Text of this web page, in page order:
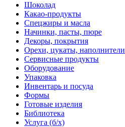
Шоколад
Какао-продукты
Спецжиры и масла
Начинки, пасты, пюре
Декоры, покрытия
Орехи, цукаты, наполнители
Сервисные продукты
Оборудование
Упаковка
Инвентарь и посуда
Формы
Готовые изделия
Библиотека
Услуга (б/х)